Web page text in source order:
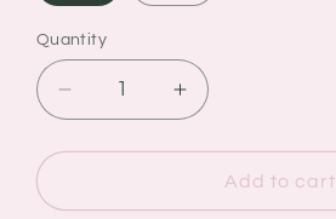
Quantity
Quantity
Decrease
quantity
for
Increase
quantity
for
Add to cart